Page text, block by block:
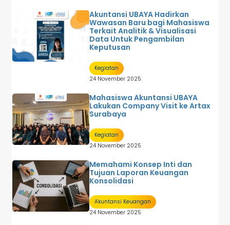
Akuntansi UBAYA Hadirkan
Wawasan Baru bagi Mahasiswa
Terkait Analitik & Visualisasi
Data Untuk Pengambilan
Keputusan
Kegiatan
24 November 2025
Mahasiswa Akuntansi UBAYA
Lakukan Company Visit ke Artax
Surabaya
Kegiatan
24 November 2025
Memahami Konsep Inti dan
Tujuan Laporan Keuangan
Konsolidasi
Akuntansi Keuangan
24 November 2025